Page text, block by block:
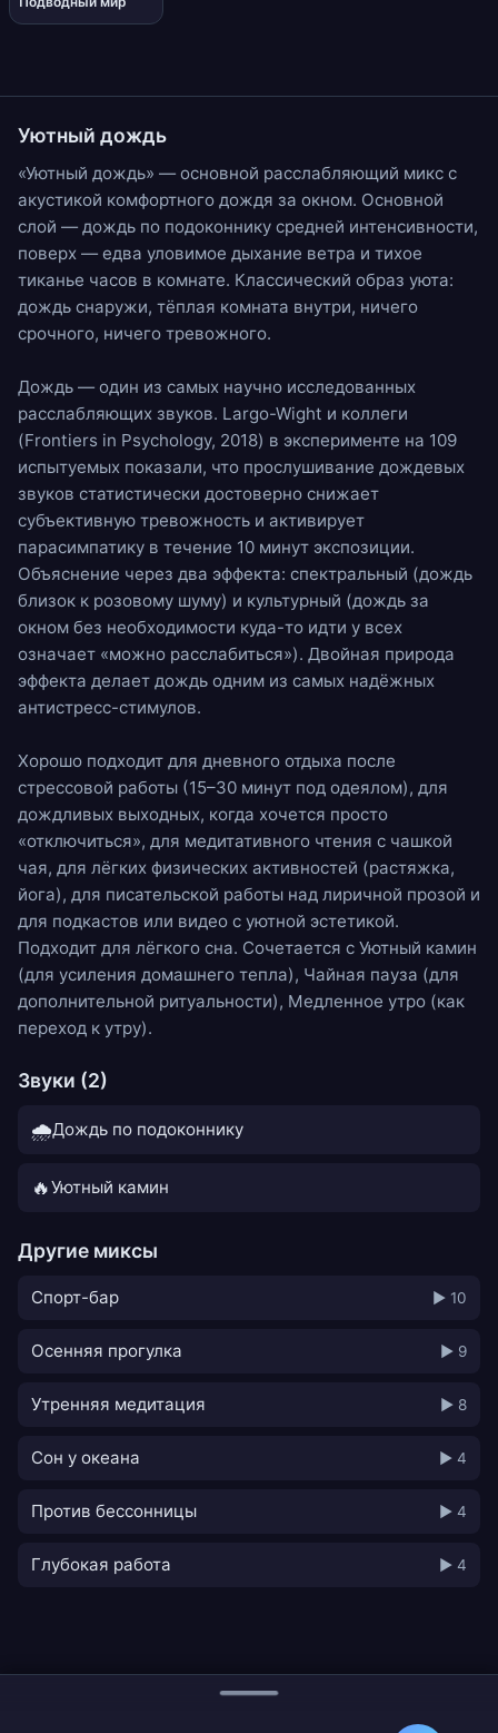
Уютный дождь
«Уютный дождь» — основной расслабляющий микс с
акустикой комфортного дождя за окном. Основной
слой — дождь по подоконнику средней интенсивности,
поверх — едва уловимое дыхание ветра и тихое
тиканье часов в комнате. Классический образ уюта:
дождь снаружи, тёплая комната внутри, ничего
срочного, ничего тревожного.
Дождь — один из самых научно исследованных
расслабляющих звуков. Largo-Wight и коллеги
(Frontiers in Psychology, 2018) в эксперименте на 109
испытуемых показали, что прослушивание дождевых
звуков статистически достоверно снижает
субъективную тревожность и активирует
парасимпатику в течение 10 минут экспозиции.
Объяснение через два эффекта: спектральный (дождь
близок к розовому шуму) и культурный (дождь за
окном без необходимости куда-то идти у всех
означает «можно расслабиться»). Двойная природа
эффекта делает дождь одним из самых надёжных
антистресс-стимулов.
Хорошо подходит для дневного отдыха после
стрессовой работы (15–30 минут под одеялом), для
дождливых выходных, когда хочется просто
«отключиться», для медитативного чтения с чашкой
чая, для лёгких физических активностей (растяжка,
йога), для писательской работы над лиричной прозой и
для подкастов или видео с уютной эстетикой.
Подходит для лёгкого сна. Сочетается с Уютный камин
(для усиления домашнего тепла), Чайная пауза (для
дополнительной ритуальности), Медленное утро (как
переход к утру).
Звуки (2)
🌧️Дождь по подоконнику
🔥Уютный камин
Другие миксы
Спорт-бар ▶ 10
Осенняя прогулка ▶ 9
Утренняя медитация ▶ 8
Сон у океана ▶ 4
Против бессонницы ▶ 4
Глубокая работа ▶ 4